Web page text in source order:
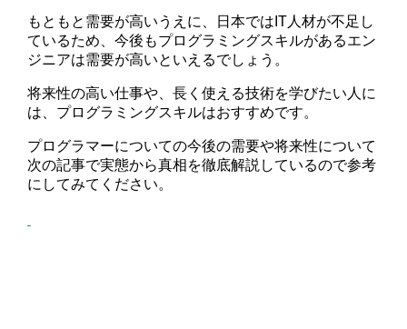
もともと需要が高いうえに、日本ではIT人材が不足し
ているため、今後もプログラミングスキルがあるエン
ジニアは需要が高いといえるでしょう。
将来性の高い仕事や、長く使える技術を学びたい人に
は、プログラミングスキルはおすすめです。
プログラマーについての今後の需要や将来性について
次の記事で実態から真相を徹底解説しているので参考
にしてみてください。